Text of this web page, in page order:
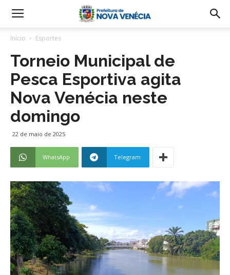
Início Esportes
Torneio Municipal de
Pesca Esportiva agita
Nova Venécia neste
domingo
22 de maio de 2025
WhatsApp Telegram